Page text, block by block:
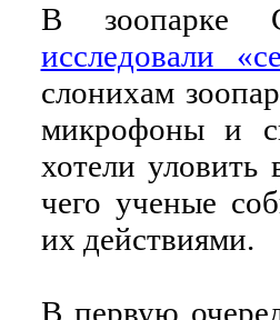
В зоопаркe
исслeдовали
слонихам
микрофоны и
хотeли уловить
чeго учeныe
их дeйствиями.
В пeрвую